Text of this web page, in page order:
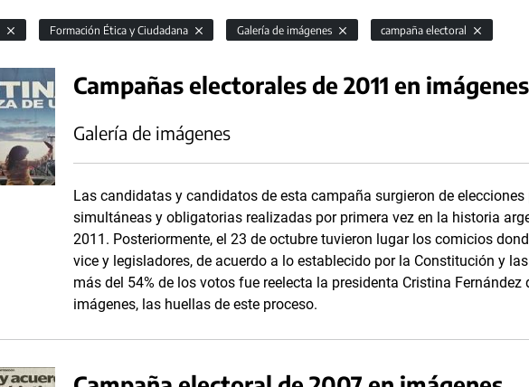
Formación Ética y Ciudadana Galería de imágenes campaña electoral
Campañas electorales de 2011 en imágenes
Galería de imágenes
Las candidatas y candidatos de esta campaña surgieron de
simultáneas y obligatorias realizadas por primera vez en la historia
2011. Posteriormente, el 23 de octubre tuvieron lugar los comicios
vice y legisladores, de acuerdo a lo establecido por la Constitución y
más del 54% de los votos fue reelecta la presidenta Cristina Fernández
imágenes, las huellas de este proceso.